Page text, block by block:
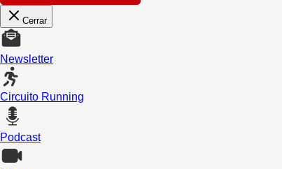
Cerrar
Newsletter
Circuito Running
Podcast